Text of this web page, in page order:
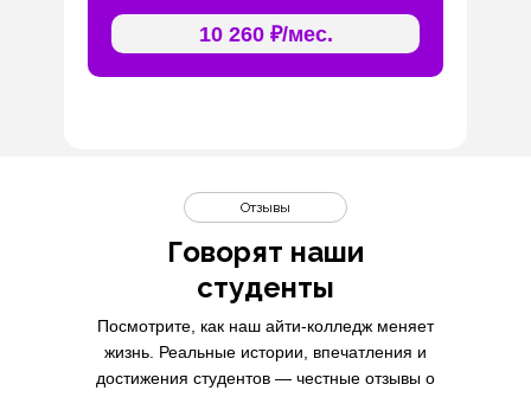
10 260 ₽/мес.
Говорят наши
студенты
Отзывы
Посмотрите, как наш айти-колледж меняет
жизнь. Реальные истории, впечатления и
достижения студентов — честные отзывы о